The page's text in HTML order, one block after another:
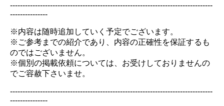
---------------------------------------------------------------------------------
---------------
※内容は随時追加していく予定でございます。
※ご参考までの紹介であり、内容の正確性を保証するも
のではございません。
※個別の掲載依頼については、お受けしておりませんの
でご容赦下さいませ。
---------------------------------------------------------------------------------
---------------